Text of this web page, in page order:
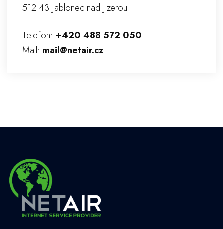
512 43 Jablonec nad Jizerou
Telefon: +420 488 572 050
Mail: mail@netair.cz